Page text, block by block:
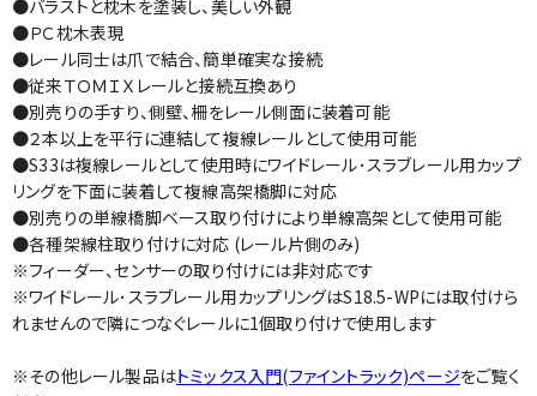
●バラストと枕木を塗装し、美しい外観
●ＰＣ枕木表現
●レール同士は爪で結合、簡単確実な接続
●従来ＴＯＭＩＸレールと接続互換あり
●別売りの手すり、側壁、柵をレール側面に装着可能
●２本以上を平行に連結して複線レールとして使用可能
●S33は複線レールとして使用時にワイドレール･スラブレール用カップ
リングを下面に装着して複線高架橋脚に対応
●別売りの単線橋脚ベース取り付けにより単線高架として使用可能
●各種架線柱取り付けに対応 (レール片側のみ)
※フィーダー、センサーの取り付けには非対応です
※ワイドレール･スラブレール用カップリングはS18.5-WPには取付けら
れませんので隣につなぐレールに1個取り付けで使用します
※その他レール製品はトミックス入門(ファイントラック)ページをご覧く